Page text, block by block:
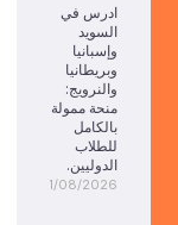
ادرس في
السويد
وإسبانيا
وبريطانيا
والنرويج:
منحة ممولة
بالكامل
للطلاب
الدوليين.
01/08/2026